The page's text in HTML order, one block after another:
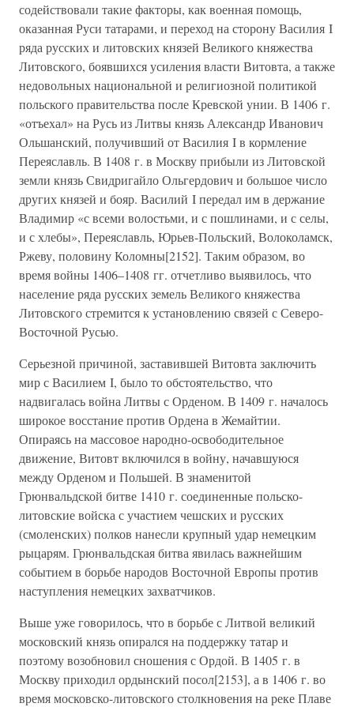
содействовали такие факторы, как военная помощь,
оказанная Руси татарами, и переход на сторону Василия I
ряда русских и литовских князей Великого княжества
Литовского, боявшихся усиления власти Витовта, а также
недовольных национальной и религиозной политикой
польского правительства после Кревской унии. В 1406 г.
«отъехал» на Русь из Литвы князь Александр Иванович
Ольшанский, получивший от Василия I в кормление
Переяславль. В 1408 г. в Москву прибыли из Литовской
земли князь Свидригайло Ольгердович и большое число
других князей и бояр. Василий I передал им в держание
Владимир «с всеми волостьми, и с пошлинами, и с селы,
и с хлебы», Переяславль, Юрьев-Польский, Волоколамск,
Ржеву, половину Коломны[2152]. Таким образом, во
время войны 1406–1408 гг. отчетливо выявилось, что
население ряда русских земель Великого княжества
Литовского стремится к установлению связей с Северо-
Восточной Русью.
Серьезной причиной, заставившей Витовта заключить
мир с Василием I, было то обстоятельство, что
надвигалась война Литвы с Орденом. В 1409 г. началось
широкое восстание против Ордена в Жемайтии.
Опираясь на массовое народно-освободительное
движение, Витовт включился в войну, начавшуюся
между Орденом и Польшей. В знаменитой
Грюнвальдской битве 1410 г. соединенные польско-
литовские войска с участием чешских и русских
(смоленских) полков нанесли крупный удар немецким
рыцарям. Грюнвальдская битва явилась важнейшим
событием в борьбе народов Восточной Европы против
наступления немецких захватчиков.
Выше уже говорилось, что в борьбе с Литвой великий
московский князь опирался на поддержку татар и
поэтому возобновил сношения с Ордой. В 1405 г. в
Москву приходил ордынский посол[2153], а в 1406 г. во
время московско-литовского столкновения на реке Плаве